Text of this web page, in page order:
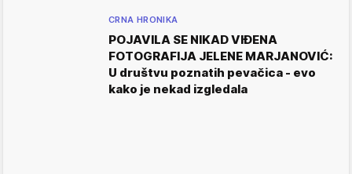
CRNA HRONIKA
POJAVILA SE NIKAD VIĐENA
FOTOGRAFIJA JELENE MARJANOVIĆ:
U društvu poznatih pevačica - evo
kako je nekad izgledala